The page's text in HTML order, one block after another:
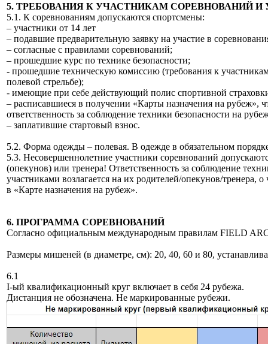
5. ТРЕБОВАНИЯ К УЧАСТНИКАМ СОРЕВНОВАНИЙ
5.1. К соревнованиям допускаются спортсмены:
– участники от 14 лет
– подавшие предварительную заявку на участие в
– согласные с правилами соревнований;
– прошедшие курс по технике безопасности;
- прошедшие техническую комиссию (требования к
полевой стрельбе);
- имеющие при себе действующий полис спортивной
– расписавшиеся в получении «Карты назначения на рубеж»,
ответственность за соблюдение техники безопасности на
– заплатившие стартовый взнос.
5.2. Форма одежды – полевая. В одежде в обязательном
5.3. Несовершеннолетние участники соревнований
(опекунов) или тренера! Ответственность за соблюдение
участниками возлагается на их родителей/опекунов/
в «Карте назначения на рубеж».
6. ПРОГРАММА СОРЕВНОВАНИЙ
Согласно официальным международным правилам FIELD
Размеры мишеней (в диаметре, см): 20, 40, 60 и 80,
6.1
I-ый квалификационный круг включает в себя 24 рубежа.
Дистанция не обозначена. Не маркированные рубежи.